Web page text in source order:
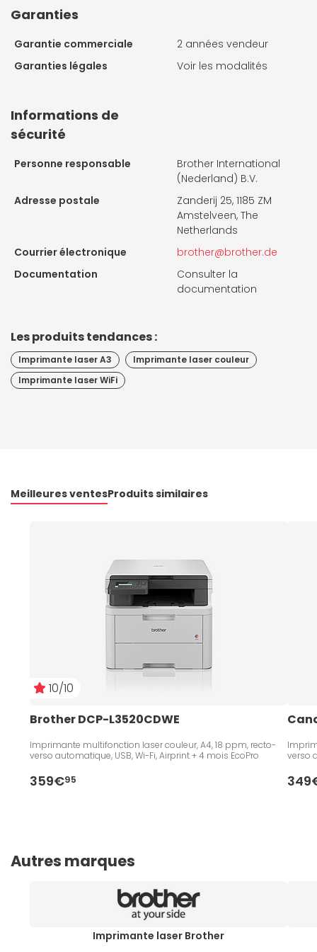
Garanties
Garantie commerciale
2 années vendeur
Garanties légales
Voir les modalités
Informations de
sécurité
Personne responsable
Brother International
(Nederland) B.V.
Adresse postale
Zanderij 25, 1185 ZM
Amstelveen, The
Netherlands
Courrier électronique
brother@brother.de
Documentation
Consulter la
documentation
Les produits tendances :
Imprimante laser A3
Imprimante laser couleur
Imprimante laser WiFi
Meilleures ventesProduits similaires
10/10
Brother DCP-L3520CDWE
Imprimante multifonction laser couleur, A4, 18 ppm, recto-
verso automatique, USB, Wi-Fi, Airprint + 4 mois EcoPro
359€95
verso
Autres marques
Imprimante laser Brother